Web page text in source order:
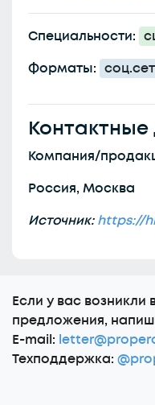
Специальности:
Форматы:
Компания/
Россия, Москва
Источник:https://
Еcли у вас возникли
предложения,
E-mail:
Техподдержка: